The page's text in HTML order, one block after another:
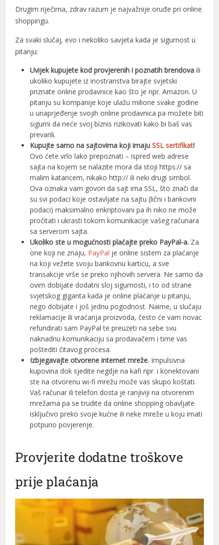
panel
panel
panel
panel
Drugim riječima, zdrav razum je najvažnije oruđe pri online
shoppingu.
Za svaki slučaj, evo i nekoliko savjeta kada je sigurnost u
pitanju:
Uvijek kupujete kod provjerenih i poznatih brendova ili
ukoliko kupujete iz inostranstva birajte svjetski
priznate online prodavnice kao što je npr. Amazon. U
pitanju su kompanije koje ulažu milione svake godine
u unaprjeđenje svojih online prodavnica pa možete biti
sigurni da neće svoj biznis rizikovati kako bi baš vas
prevarili.
Kupujte samo na sajtovima koji imajuSSL sertifikat!
Ovo ćete vrlo lako prepoznati – ispred web adrese
sajta na kojem se nalazite mora da stoji https:// sa
malim katancem, nikako http:// ili neki drugi simbol.
Ova oznaka vam govori da sajt ima SSL, što znači da
su svi podaci koje ostavljate na sajtu (lični i bankovni
podaci) maksimalno enkriptovani pa ih niko ne može
pročitati i ukrasti tokom komunikacije vašeg računara
sa serverom sajta.
Ukoliko ste u mogućnosti plaćajte preko PayPal-a. Za
one koji ne znaju, PayPal je online sistem za plaćanje
na koji vežete svoju bankovnu karticu, a sve
transakcije vrše se preko njihovih servera. Ne samo da
ovim dobijate dodatni sloj sigurnosti, i to od strane
svjetskog giganta kada je online plaćanje u pitanju,
nego dobijate i još jednu pogodnost. Naime, u slučaju
reklamacije ili vraćanja proizvoda, često će vam novac
refundirati sam PayPal te preuzeti na sebe svu
naknadnu komunikaciju sa prodavačem i time vas
poštediti čitavog procesa.
Izbjegavajte otvorene internet mreže. Impulsivna
kupovina dok sjedite negdje na kafi npr. i konektovani
ste na otvorenu wi-fi mrežu može vas skupo koštati.
Vaš računar ili telefon dosta je ranjiviji na otvorenim
mrežama pa se trudite da online shopping obavljate
isključivo preko svoje kućne ili neke mreže u koju imati
potpuno povjerenje.
Provjerite dodatne troškove
prije plaćanja